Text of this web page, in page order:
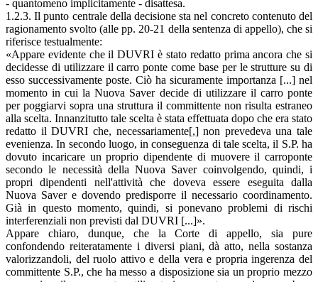
- quantomeno implicitamente - disattesa.
1.2.3. Il punto centrale della decisione sta nel concreto contenuto del
ragionamento svolto (alle pp. 20-21 della sentenza di appello), che si
riferisce testualmente:
«Appare evidente che il DUVRI è stato redatto prima ancora che si
decidesse di utilizzare il carro ponte come base per le strutture su di
esso successivamente poste. Ciò ha sicuramente importanza [...] nel
momento in cui la Nuova Saver decide di utilizzare il carro ponte
per poggiarvi sopra una struttura il committente non risulta estraneo
alla scelta. Innanzitutto tale scelta è stata effettuata dopo che era stato
redatto il DUVRI che, necessariamente[,] non prevedeva una tale
evenienza. In secondo luogo, in conseguenza di tale scelta, il S.P. ha
dovuto incaricare un proprio dipendente di muovere il carroponte
secondo le necessità della Nuova Saver coinvolgendo, quindi, i
propri dipendenti nell'attività che doveva essere eseguita dalla
Nuova Saver e dovendo predisporre il necessario coordinamento.
Già in questo momento, quindi, si ponevano problemi di rischi
interferenziali non previsti dal DUVRI [...]».
Appare chiaro, dunque, che la Corte di appello, sia pure
confondendo reiteratamente i diversi piani, dà atto, nella sostanza
valorizzandoli, del ruolo attivo e della vera e propria ingerenza del
committente S.P., che ha messo a disposizione sia un proprio mezzo